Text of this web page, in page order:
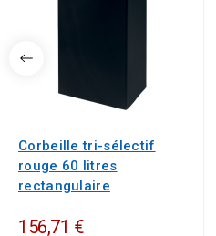
Corbeille tri-sélectif
rouge 60 litres
rectangulaire
156,71 €